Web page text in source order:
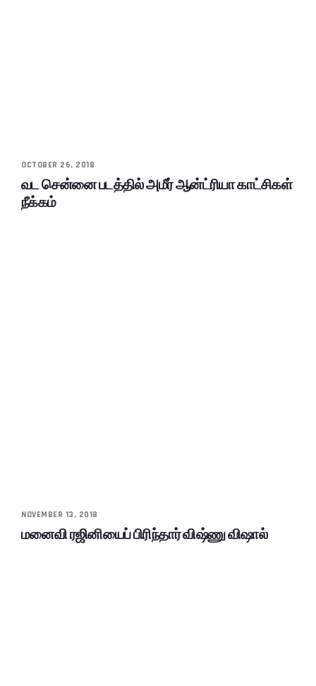
OCTOBER 26, 2018
வட சென்னை படத்தில் அமீர் ஆன்ட்ரியா காட்சிகள்
நீக்கம்
NOVEMBER 13, 2018
மனைவி ரஜினியைப் பிரிந்தார் விஷ்ணு விஷால்